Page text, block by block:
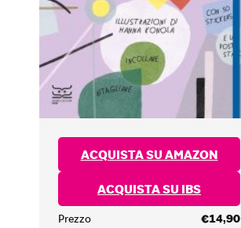
ACQUISTA SU AMAZON
ACQUISTA SU IBS
Prezzo
€14,90